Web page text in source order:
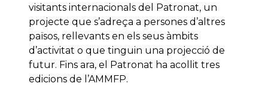
visitants internacionals del Patronat, un
projecte que s’adreça a persones d’altres
països, rellevants en els seus àmbits
d’activitat o que tinguin una projecció de
futur. Fins ara, el Patronat ha acollit tres
edicions de l’AMMFP.